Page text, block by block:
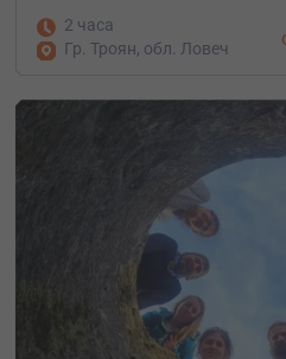
2 часа
Гр. Троян, обл. Ловеч